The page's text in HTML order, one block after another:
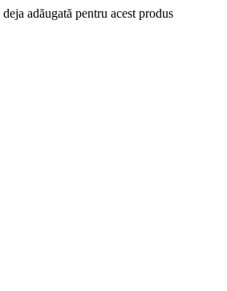
adăugată pentru acest produs